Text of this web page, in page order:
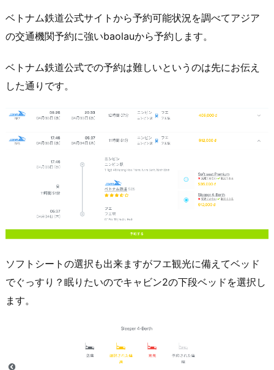
ベトナム鉄道公式サイトから予約可能状況を調べてアジア
の交通機関予約に強いbaolauから予約します。
ベトナム鉄道公式での予約は難しいというのは先にお伝え
した通りです。
ソフトシートの選択も出来ますがフエ観光に備えてベッド
でぐっすり？眠りたいのでキャビン2の下段ベッドを選択し
ます。